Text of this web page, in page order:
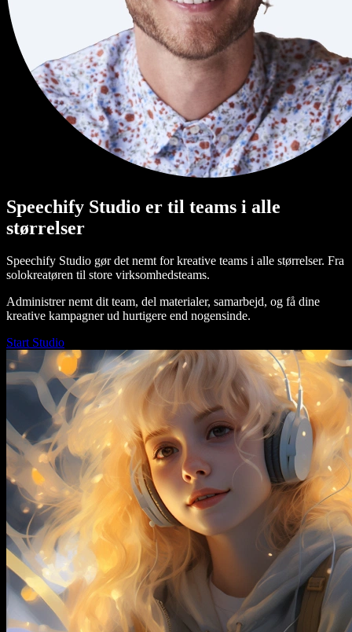
Speechify Studio er til teams i alle
størrelser
Speechify Studio gør det nemt for kreative teams i alle størrelser. Fra
solokreatøren til store virksomhedsteams.
Administrer nemt dit team, del materialer, samarbejd, og få dine
kreative kampagner ud hurtigere end nogensinde.
Start Studio